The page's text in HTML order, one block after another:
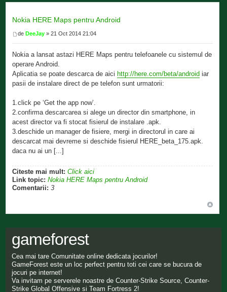
Nokia HERE Maps pentru Android
deDeeJay » 21 Oct 2014 21:04
Nokia a lansat astazi HERE Maps pentru telefoanele cu sistemul de
operare Android.
Aplicatia se poate descarca de aicihttp://here.com/beta/android iar
pasii de instalare direct de pe telefon sunt urmatorii:
1.click pe ‘Get the app now’.
2.confirma descarcarea si alege un director din smartphone, in
acest director va fi stocat fisierul de instalare .apk.
3.deschide un manager de fisiere, mergi in directorul in care ai
descarcat mai devreme si deschide fisierul HERE_beta_175.apk.
daca nu ai un [...]
Citeste mai mult: Click aici
Link topic: Nokia HERE Maps pentru Android
Comentarii: 3
gameforest
Cea mai tare Comunitate online dedicata jocurilor!
GameForest este un loc perfect pentru toti cei care se bucura de
jocuri pe internet!
Va invitam pe serverele noastre de Counter-Strike Source, Counter-
Strike Global Offensive si Team Fortress 2!